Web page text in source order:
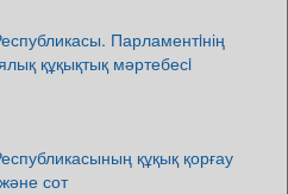
Парламентiнің
құқықтық мәртебесi
құқық қорғау
сот